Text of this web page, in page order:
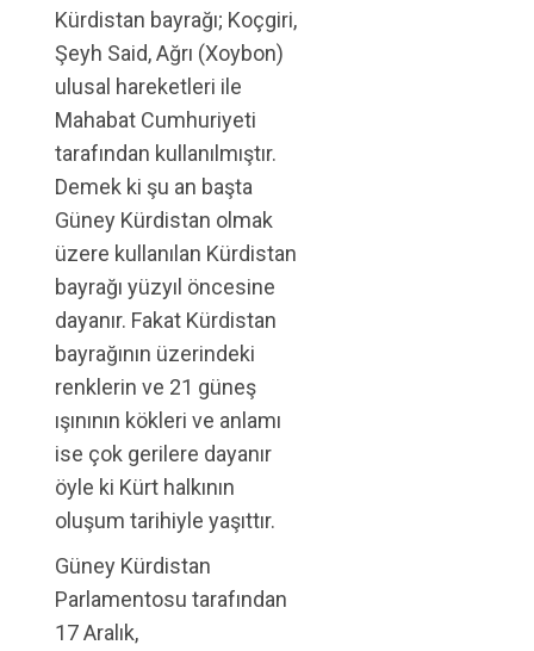
Kürdistan bayrağı; Koçgiri,
Şeyh Said, Ağrı (Xoybon)
ulusal hareketleri ile
Mahabat Cumhuriyeti
tarafından kullanılmıştır.
Demek ki şu an başta
Güney Kürdistan olmak
üzere kullanılan Kürdistan
bayrağı yüzyıl öncesine
dayanır. Fakat Kürdistan
bayrağının üzerindeki
renklerin ve 21 güneş
ışınının kökleri ve anlamı
ise çok gerilere dayanır
öyle ki Kürt halkının
oluşum tarihiyle yaşıttır.
Güney Kürdistan
Parlamentosu tarafından
17 Aralık,